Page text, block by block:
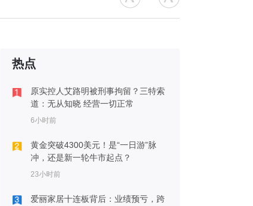
热点
原实控人艾路明被刑事拘留？三特索
道：无从知晓 经营一切正常
6小时前
黄金突破4300美元！是“一日游”脉
冲，还是新一轮牛市起点？
23小时前
爱丽家居十连板背后：业绩预亏，跨